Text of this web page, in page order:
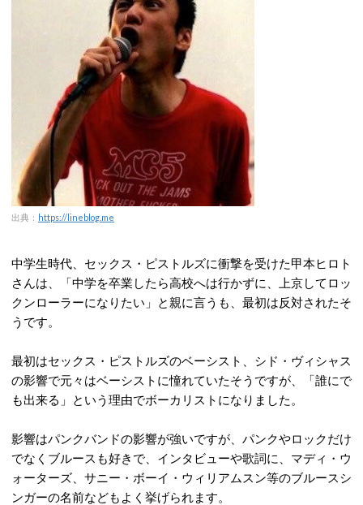
出典： https://lineblog.me
中学生時代、セックス・ピストルズに衝撃を受けた甲本ヒロト
さんは、「中学を卒業したら高校へは行かずに、上京してロッ
クンローラーになりたい」と親に言うも、最初は反対されたそ
うです。
最初はセックス・ピストルズのベーシスト、シド・ヴィシャス
の影響で元々はベーシストに憧れていたそうですが、「誰にで
も出来る」という理由でボーカリストになりました。
影響はパンクバンドの影響が強いですが、パンクやロックだけ
でなくブルースも好きで、インタビューや歌詞に、マディ・ウ
ォーターズ、サニー・ボーイ・ウィリアムスン等のブルースシ
ンガーの名前などもよく挙げられます。